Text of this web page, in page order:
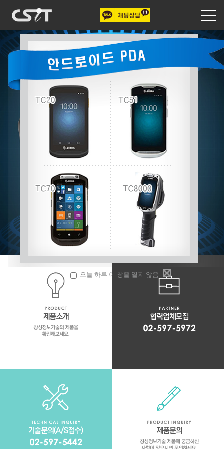
오늘 하루 이 창을 열지 않음
제품소개
창성정보기술의 제품을 확인해보세요.
협력업체모집
모집합니다.